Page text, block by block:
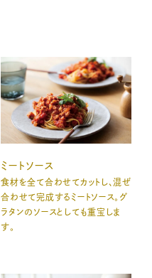
ミートソース
食材を全て合わせてカットし、混ぜ
合わせて完成するミートソース。グ
ラタンのソースとしても重宝しま
す。